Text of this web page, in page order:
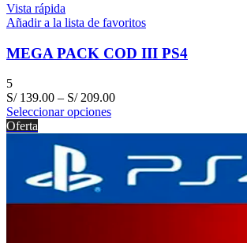
Vista rápida
Añadir a la lista de favoritos
MEGA PACK COD III PS4
5
S/139.00 – S/209.00
Seleccionar opciones
Oferta